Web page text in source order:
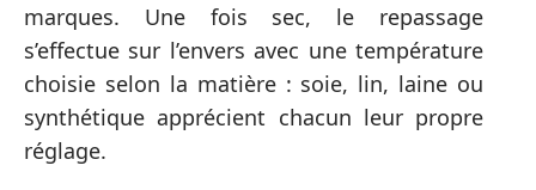
marques. Une fois sec, le repassage
s’effectue sur l’envers avec une température
choisie selon la matière : soie, lin, laine ou
synthétique apprécient chacun leur propre
réglage.